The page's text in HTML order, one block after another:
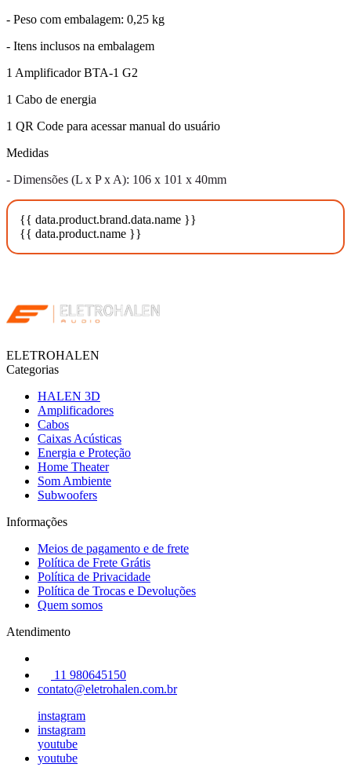
- Peso com embalagem: 0,25 kg
- Itens inclusos na embalagem
1 Amplificador BTA-1 G2
1 Cabo de energia
1 QR Code para acessar manual do usuário
Medidas
- Dimensões (L x P x A): 106 x 101 x 40mm
{{ data.product.brand.data.name }}
{{ data.product.name }}
ELETROHALEN
Categorias
HALEN 3D
Amplificadores
Cabos
Caixas Acústicas
Energia e Proteção
Home Theater
Som Ambiente
Subwoofers
Informações
Meios de pagamento e de frete
Política de Frete Grátis
Política de Privacidade
Política de Trocas e Devoluções
Quem somos
Atendimento
11 980645150
contato@eletrohalen.com.br
instagram
instagram
youtube
youtube